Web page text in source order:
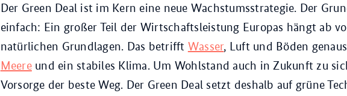
Der Green Deal ist im Kern eine neue Wachstumsstrategie. Der
einfach: Ein großer Teil der Wirtschaftsleistung Europas hängt ab
natürlichen Grundlagen. Das betrifft Wasser, Luft und Böden
Meereund ein stabiles Klima. Um Wohlstand auch in Zukunft zu
Vorsorge der beste Weg. Der Green Deal setzt deshalb auf grüne